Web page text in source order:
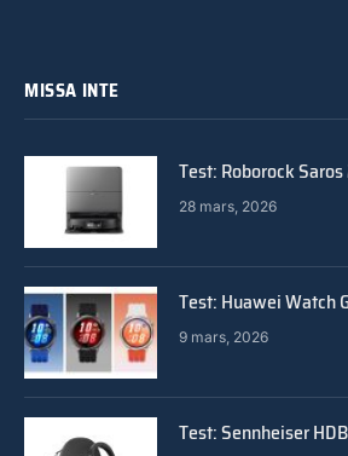
MISSA INTE
Test: Roborock
28 mars, 2026
Test: Huawei Watch
9 mars, 2026
Test: Sennheiser